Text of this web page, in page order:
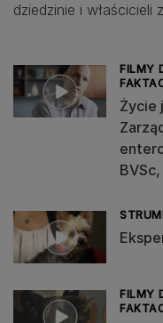
dziedzinie i
FILMY
Życie
BVSc,
FILMY